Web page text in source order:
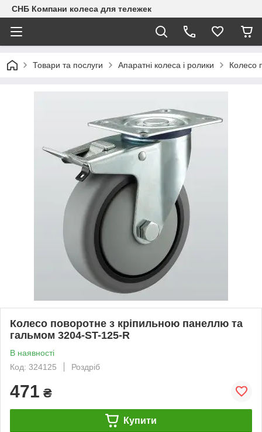
СНБ Компани колеса для тележек
Товари та послуги Апаратні колеса і ролики Колесо
Колесо поворотне з кріпильною панеллю та
гальмом 3204-ST-125-R
В наявності
Код: 324125
Роздріб
471 ₴
Купити